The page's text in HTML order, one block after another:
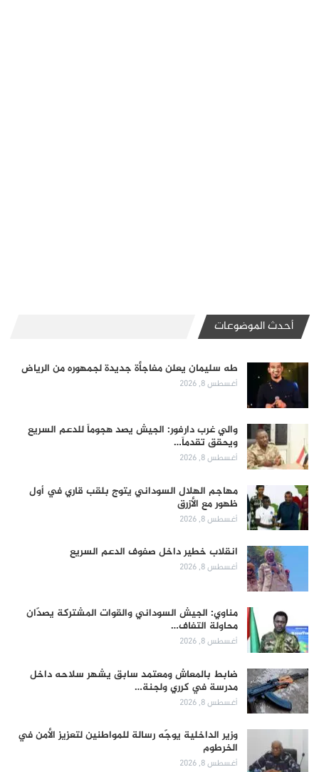
أحدث الموضوعات
طه سليمان يعلن مفاجأة جديدة لجمهوره من الرياض
أغسطس 8, 2026
والي غرب دارفور: الجيش يصد هجوماً للدعم السريع
ويحقق تقدماً…
أغسطس 8, 2026
مهاجم الهلال السوداني يتوج بلقب قاري في أول
ظهور مع الأزرق
أغسطس 8, 2026
انقلاب خطير داخل صفوف الدعم السريع
أغسطس 8, 2026
مناوي: الجيش السوداني والقوات المشتركة يصدّان
محاولة التفاف…
أغسطس 8, 2026
ضابط بالمعاش ومعتمد سابق يشهر سلاحه داخل
مدرسة في كرري ولجنة…
أغسطس 8, 2026
وزير الداخلية يوجّه رسالة للمواطنين لتعزيز الأمن في
الخرطوم
أغسطس 8, 2026